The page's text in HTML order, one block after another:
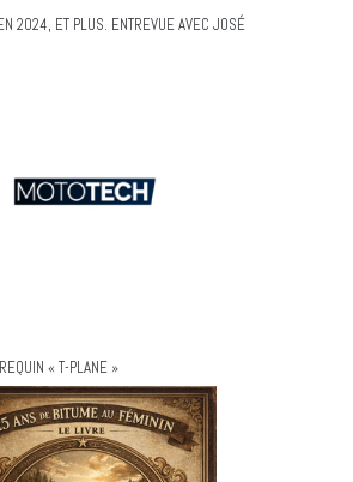
2024, ET PLUS. ENTREVUE AVEC JOSÉ
« T-PLANE »